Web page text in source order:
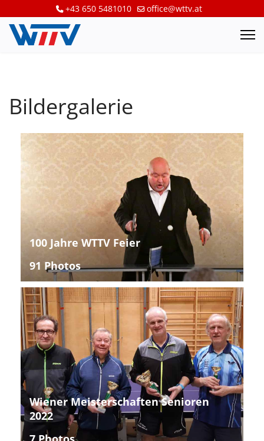
+43 650 5481010 office@wttv.at
Bildergalerie
100 Jahre WTTV Feier
91 Photos
Wiener Meisterschaften Senioren
2022